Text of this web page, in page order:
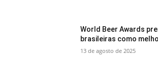
World Beer Awards
brasileiras como
13 de agosto de 2025